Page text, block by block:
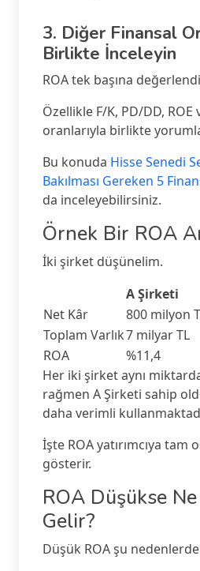
3. Diğer Finansal
Birlikte İnceleyin
ROA tek başına
Özellikle F/K, PD/DD,
oranlarıyla birlikte
Bu konuda Hisse Senedi
Bakılması Gereken 5
da inceleyebilirsiniz.
Örnek Bir ROA
İki şirket düşünelim.
A Şirketi
Net Kâr
800 milyon
Toplam Varlık7 milyar TL
ROA
%11,4
Her iki şirket aynı
rağmen A Şirketi sahip
daha verimli
İşte ROA yatırımcıya tam
gösterir.
ROA Düşükse
Gelir?
Düşük ROA şu